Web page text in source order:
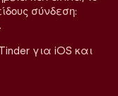
σύνδεση:
για iOS και